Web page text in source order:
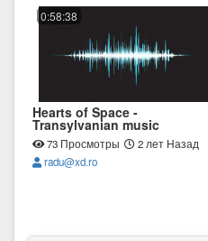
0:58:38
Hearts of Space -
Transylvanian music
73 Просмотры
2 лет Назад
radu@xd.ro